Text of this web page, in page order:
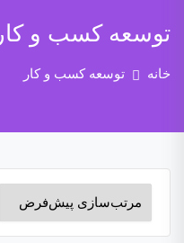
توسعه کسب و کار
خانه توسعه کسب و کار